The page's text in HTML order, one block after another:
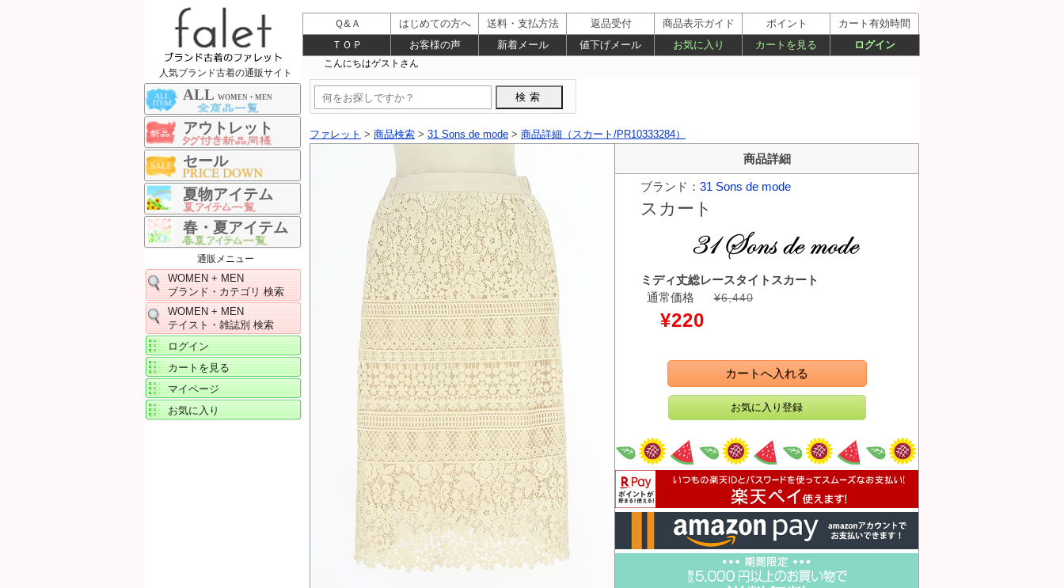
人気ブランド古着の通販サイト
ALL WOMEN + MEN
アウトレット
セール
夏物アイテム
春・夏アイテム
通販メニュー
WOMEN + MEN
ブランド・カテゴリ 検索
WOMEN + MEN
テイスト・雑誌別 検索
ログイン
カートを見る
マイページ
お気に入り
ファレット > 商品検索 > 31 Sons de mode > 商品詳細（スカート/PR10333284）
商品詳細
ブランド： 31 Sons de mode
スカート
ミディ丈総レースタイトスカート
通常価格
¥6,440
¥220
カートへ入れる
Ｑ&Ａ はじめての方へ 送料・支払方法 返品受付 商品表示ガイド ポイント
カート有効時間
ＴＯＰ
お客様の声 新着メール 値下げメール お気に入り カートを見る ログイン